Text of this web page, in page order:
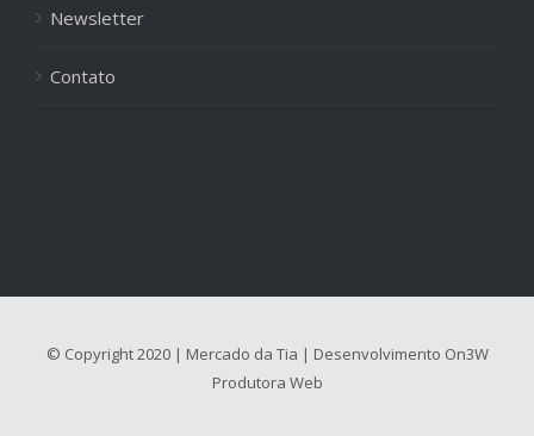
Newsletter
Contato
© Copyright 2020 | Mercado da Tia | Desenvolvimento On3W
Produtora Web